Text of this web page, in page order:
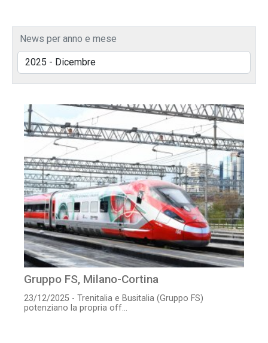
News per anno e mese
Gruppo FS, Milano-Cortina
23/12/2025 - Trenitalia e Busitalia (Gruppo FS)
potenziano la propria off...